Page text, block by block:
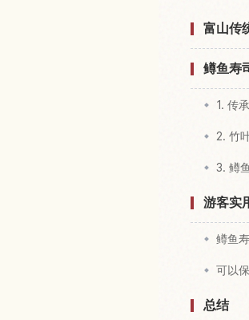
富山传
鳟鱼寿
1. 传
2. 竹
3. 鳟
游客实
鳟鱼
可以
总结